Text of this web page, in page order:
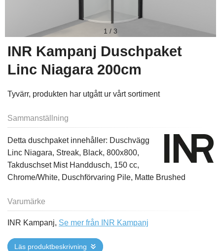
1 / 3
INR Kampanj Duschpaket
Linc Niagara 200cm
Tyvärr, produkten har utgått ur vårt sortiment
Sammanställning
Detta duschpaket innehåller: Duschvägg
Linc Niagara, Streak, Black, 800x800,
Takduschset Mist Handdusch, 150 cc,
Chrome/White, Duschförvaring Pile, Matte Brushed
Varumärke
INR Kampanj, Se mer från INR Kampanj
Läs produktbeskrivning